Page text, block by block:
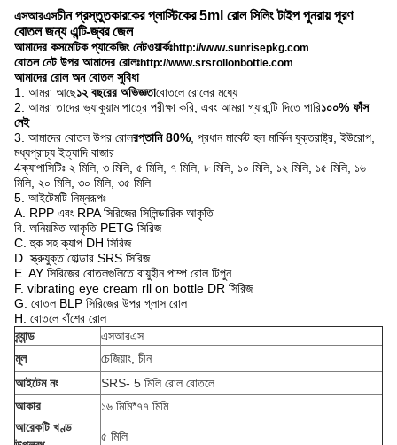
এসআরএসচীন প্রস্তুতকারকের প্লাস্টিকের 5ml রোল সিলিং টাইপ পুনরায় পূরণ
বোতল জন্য এন্টি-জ্বর জেল
আমাদের কসমেটিক প্যাকেজিং নেটওয়ার্কঃhttp://www.sunrisepkg.com
বোতল নেট উপর আমাদের রোলঃhttp://www.srsrollonbottle.com
আমাদের রোল অন বোতল সুবিধা
1. আমরা আছে১২ বছরের অভিজ্ঞতাবোতলে রোলের মধ্যে
2. আমরা তাদের ভ্যাকুয়াম পাত্রে পরীক্ষা করি, এবং আমরা গ্যারান্টি দিতে পারি১০০% ফাঁস
নেই
3. আমাদের বোতল উপর রোলরপ্তানি 80% , প্রধান মার্কেট হল মার্কিন যুক্তরাষ্ট্র, ইউরোপ,
মধ্যপ্রাচ্য ইত্যাদি বাজার
4ক্যাপাসিটিঃ ২ মিলি, ৩ মিলি, ৫ মিলি, ৭ মিলি, ৮ মিলি, ১০ মিলি, ১২ মিলি, ১৫ মিলি, ১৬
মিলি, ২০ মিলি, ৩০ মিলি, ৩৫ মিলি
5. আইটেমটি নিম্নরূপঃ
A. RPP এবং RPA সিরিজের সিলিন্ডারিক আকৃতি
বি. অনিয়মিত আকৃতি PETG সিরিজ
C. হুক সহ ক্যাপ DH সিরিজ
D. স্ক্রুযুক্ত হোল্ডার SRS সিরিজ
E. AY সিরিজের বোতলগুলিতে বায়ুহীন পাম্প রোল টিপুন
F. vibrating eye cream rll on bottle DR সিরিজ
G. বোতল BLP সিরিজের উপর গ্লাস রোল
H. বোতলে বাঁশের রোল
ব্র্যান্ড
এসআরএস
মূল
চেজিয়াং, চীন
আইটেম নং
SRS- 5 মিলি রোল বোতলে
আকার
১৬ মিমি*৭৭ মিমি
আরেকটি খণ্ড
৫ মিলি